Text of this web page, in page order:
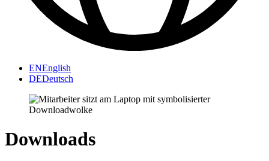
ENEnglish
DEDeutsch
Downloads